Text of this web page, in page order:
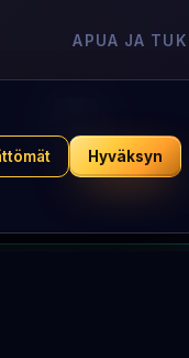
APUA JA
PeluuriHyväksyn